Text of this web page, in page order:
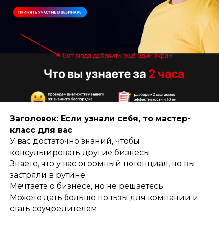
Заголовок: Если узнали себя, то мастер-
класс для вас
У вас достаточно знаний, чтобы
консультировать другие бизнесы
Знаете, что у вас огромный потенциал, но вы
застряли в рутине
Мечтаете о бизнесе, но не решаетесь
Можете дать больше пользы для компании и
стать соучредителем